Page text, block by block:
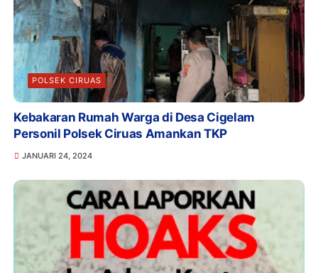
POLSEK CIRUAS
Kebakaran Rumah Warga di Desa Cigelam
Personil Polsek Ciruas Amankan TKP
JANUARI 24, 2024